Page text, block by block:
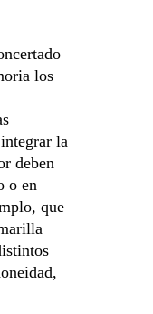
los
la
deben
o en
que